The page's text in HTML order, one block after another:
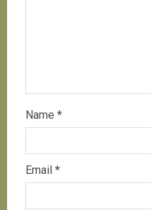
Name *
Email *